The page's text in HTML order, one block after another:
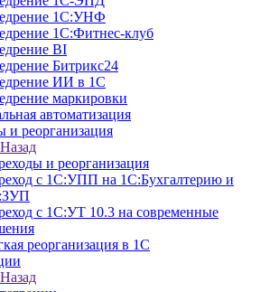
1С:УНФ
1С:Фитнес-клуб
BI
Битрикс24
ИИ в 1С
маркировки
автоматизация
и реорганизация
Назад
и реорганизация
с 1С:УПП на 1С:Бухгалтерию и
с 1С:УТ 10.3 на современные
реорганизация в 1С
Назад